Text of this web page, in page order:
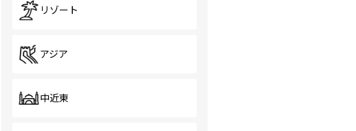
リゾート
アジア
中近東